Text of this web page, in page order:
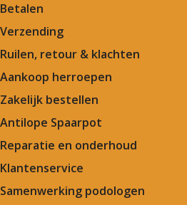
Betalen
Verzending
Ruilen, retour & klachten
Aankoop herroepen
Zakelijk bestellen
Antilope Spaarpot
Reparatie en onderhoud
Klantenservice
Samenwerking podologen